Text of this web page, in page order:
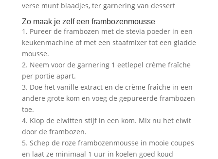
verse munt blaadjes, ter garnering van dessert
Zo maak je zelf een frambozenmousse
1. Pureer de frambozen met de stevia poeder in een
keukenmachine of met een staafmixer tot een gladde
mousse.
2. Neem voor de garnering 1 eetlepel crème fraîche
per portie apart.
3. Doe het vanille extract en de crème fraîche in een
andere grote kom en voeg de gepureerde frambozen
toe.
4. Klop de eiwitten stijf in een kom. Mix nu het eiwit
door de frambozen.
5. Schep de roze frambozenmousse in mooie coupes
en laat ze minimaal 1 uur in koelen goed koud